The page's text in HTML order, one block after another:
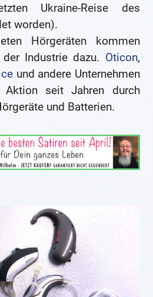
Ukraine-Reise des
worden).
Hörgeräten kommen
Industrie dazu. Oticon,
und andere Unternehmen
Aktion seit Jahren durch
und Batterien.